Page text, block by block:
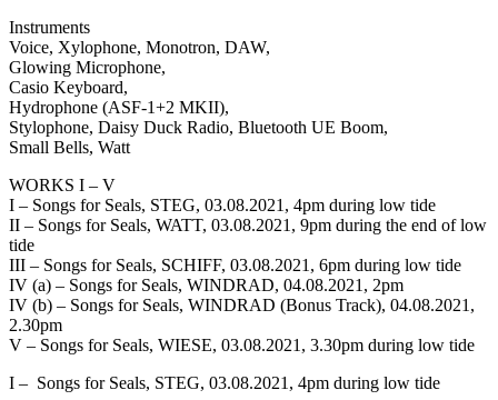
Instruments
Voice, Xylophone, Monotron, DAW,
Glowing Microphone,
Casio Keyboard,
Hydrophone (ASF-1+2 MKII),
Stylophone, Daisy Duck Radio, Bluetooth UE Boom,
Small Bells, Watt
WORKS I – V
I – Songs for Seals, STEG, 03.08.2021, 4pm during low tide
II – Songs for Seals, WATT, 03.08.2021, 9pm during the end of low
tide
III – Songs for Seals, SCHIFF, 03.08.2021, 6pm during low tide
IV (a) – Songs for Seals, WINDRAD, 04.08.2021, 2pm
IV (b) – Songs for Seals, WINDRAD (Bonus Track), 04.08.2021,
2.30pm
V – Songs for Seals, WIESE, 03.08.2021, 3.30pm during low tide
I – Songs for Seals, STEG, 03.08.2021, 4pm during low tide